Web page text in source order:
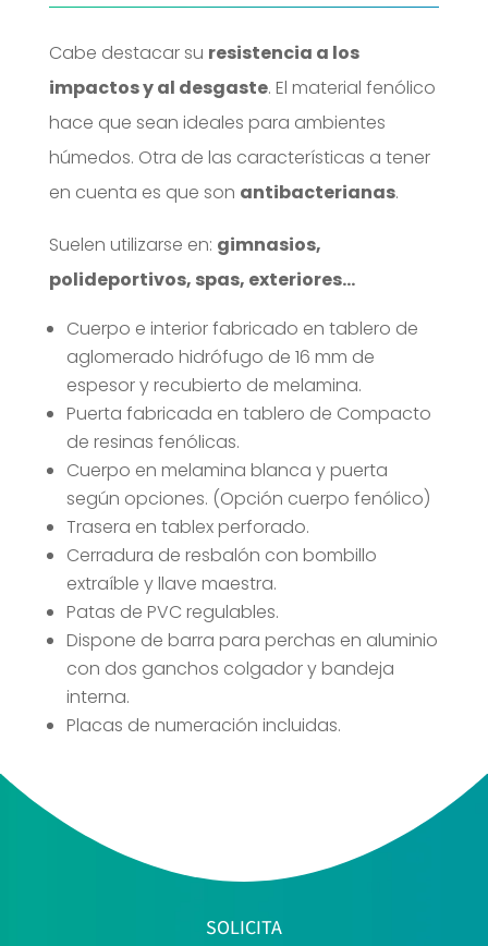
Cabe destacar su resistencia a los
impactos y al desgaste. El material fenólico
hace que sean ideales para ambientes
húmedos. Otra de las características a tener
en cuenta es que son antibacterianas.
Suelen utilizarse en: gimnasios,
polideportivos, spas, exteriores…
Cuerpo e interior fabricado en tablero de
aglomerado hidrófugo de 16 mm de
espesor y recubierto de melamina.
Puerta fabricada en tablero de Compacto
de resinas fenólicas.
Cuerpo en melamina blanca y puerta
según opciones. (Opción cuerpo fenólico)
Trasera en tablex perforado.
Cerradura de resbalón con bombillo
extraíble y llave maestra.
Patas de PVC regulables.
Dispone de barra para perchas en aluminio
con dos ganchos colgador y bandeja
interna.
Placas de numeración incluidas.
SOLICITA